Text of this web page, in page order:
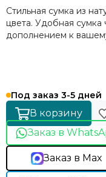
Стильная сумка из
цвета. Удобная сумка
дополнением к
Под заказ 3-5 дней
В корзину
Заказ в
Заказ в Max